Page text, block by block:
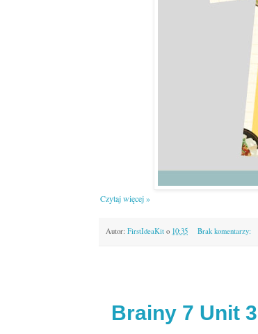
Czytaj więcej »
Autor: FirstIdeaKit o 10:35 Brak komentarzy:
Brainy 7 Unit